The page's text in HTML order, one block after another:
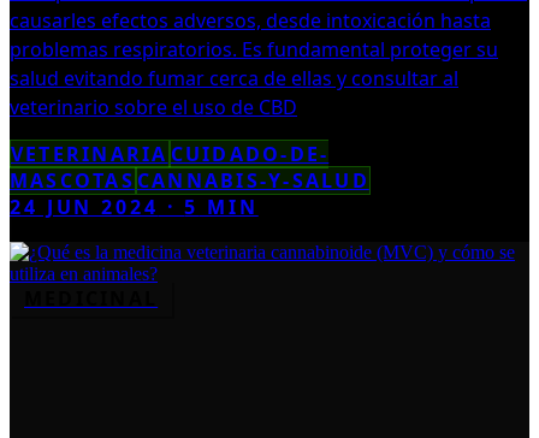
causarles efectos adversos, desde intoxicación hasta
problemas respiratorios. Es fundamental proteger su
salud evitando fumar cerca de ellas y consultar al
veterinario sobre el uso de CBD
VETERINARIA CUIDADO-DE-
MASCOTAS CANNABIS-Y-SALUD
24 JUN 2024 ·5 MIN